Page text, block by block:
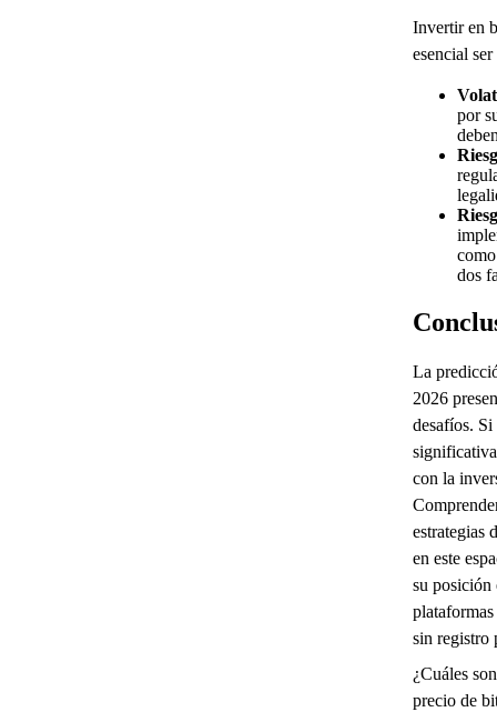
Invertir en
esencial
por
dos
La
2026
desafíos.
con la
estrategias
en este
su posición
sin registro
¿Cuáles
precio de